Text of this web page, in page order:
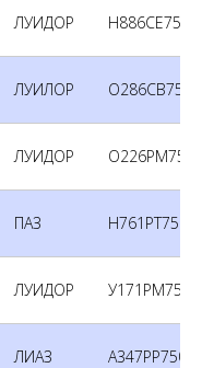
ЛУИДОР Н886СЕ750
ЛУИЛОР О286СВ750
ЛУИДОР О226РМ750
ПАЗ Н761РТ750
ЛУИДОР У171РМ750
ЛИАЗ А347РР750